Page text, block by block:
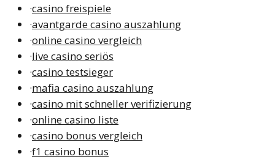
·casino freispiele
·avantgarde casino auszahlung
·online casino vergleich
·live casino seriös
·casino testsieger
·mafia casino auszahlung
·casino mit schneller verifizierung
·online casino liste
·casino bonus vergleich
·f1 casino bonus